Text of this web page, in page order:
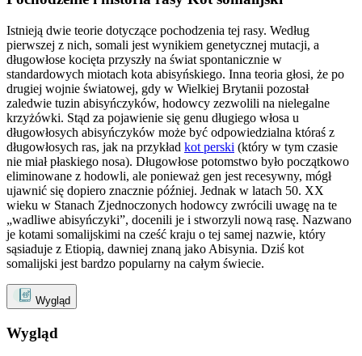
Istnieją dwie teorie dotyczące pochodzenia tej rasy. Według
pierwszej z nich, somali jest wynikiem genetycznej mutacji, a
długowłose kocięta przyszły na świat spontanicznie w
standardowych miotach kota abisyńskiego. Inna teoria głosi, że po
drugiej wojnie światowej, gdy w Wielkiej Brytanii pozostał
zaledwie tuzin abisyńczyków, hodowcy zezwolili na nielegalne
krzyżówki. Stąd za pojawienie się genu długiego włosa u
długowłosych abisyńczyków może być odpowiedzialna któraś z
długowłosych ras, jak na przykład kot perski (który w tym czasie
nie miał płaskiego nosa). Długowłose potomstwo było początkowo
eliminowane z hodowli, ale ponieważ gen jest recesywny, mógł
ujawnić się dopiero znacznie później. Jednak w latach 50. XX
wieku w Stanach Zjednoczonych hodowcy zwrócili uwagę na te
„wadliwe abisyńczyki”, docenili je i stworzyli nową rasę. Nazwano
je kotami somalijskimi na cześć kraju o tej samej nazwie, który
sąsiaduje z Etiopią, dawniej znaną jako Abisynia. Dziś kot
somalijski jest bardzo popularny na całym świecie.
Wygląd
Wygląd